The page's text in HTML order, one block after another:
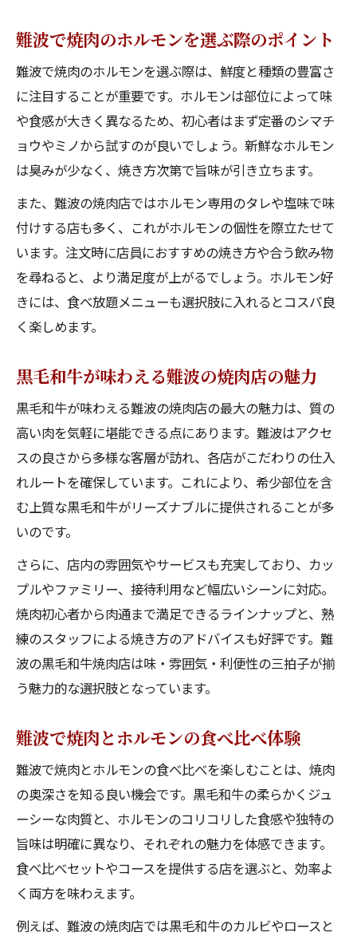
難波で焼肉のホルモンを選ぶ際のポイント
難波で焼肉のホルモンを選ぶ際は、鮮度と種類の豊富さ
に注目することが重要です。ホルモンは部位によって味
や食感が大きく異なるため、初心者はまず定番のシマチ
ョウやミノから試すのが良いでしょう。新鮮なホルモン
は臭みが少なく、焼き方次第で旨味が引き立ちます。
また、難波の焼肉店ではホルモン専用のタレや塩味で味
付けする店も多く、これがホルモンの個性を際立たせて
います。注文時に店員におすすめの焼き方や合う飲み物
を尋ねると、より満足度が上がるでしょう。ホルモン好
きには、食べ放題メニューも選択肢に入れるとコスパ良
く楽しめます。
黒毛和牛が味わえる難波の焼肉店の魅力
黒毛和牛が味わえる難波の焼肉店の最大の魅力は、質の
高い肉を気軽に堪能できる点にあります。難波はアクセ
スの良さから多様な客層が訪れ、各店がこだわりの仕入
れルートを確保しています。これにより、希少部位を含
む上質な黒毛和牛がリーズナブルに提供されることが多
いのです。
さらに、店内の雰囲気やサービスも充実しており、カッ
プルやファミリー、接待利用など幅広いシーンに対応。
焼肉初心者から肉通まで満足できるラインナップと、熟
練のスタッフによる焼き方のアドバイスも好評です。難
波の黒毛和牛焼肉店は味・雰囲気・利便性の三拍子が揃
う魅力的な選択肢となっています。
難波で焼肉とホルモンの食べ比べ体験
難波で焼肉とホルモンの食べ比べを楽しむことは、焼肉
の奥深さを知る良い機会です。黒毛和牛の柔らかくジュ
ーシーな肉質と、ホルモンのコリコリした食感や独特の
旨味は明確に異なり、それぞれの魅力を体感できます。
食べ比べセットやコースを提供する店を選ぶと、効率よ
く両方を味わえます。
例えば、難波の焼肉店では黒毛和牛のカルビやロースと